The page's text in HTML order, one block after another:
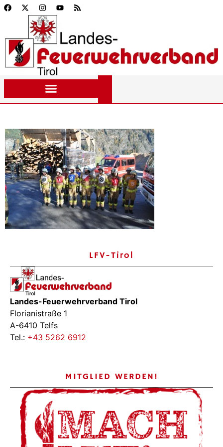
LFV-Tirol
Landes-Feuerwehrverband Tirol
Florianistraße 1
A-6410 Telfs
Tel.: +43 5262 6912
MITGLIED WERDEN!